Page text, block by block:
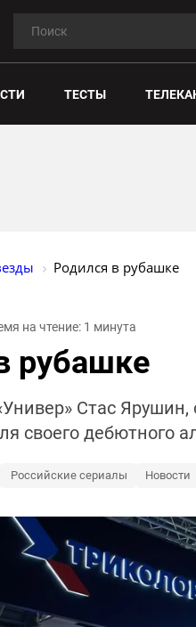
ТЕСТЫ
Родился в рубашке
на чтение: 1 минута
рубашке
Стас
своего дебютного
Российские сериалы Новости